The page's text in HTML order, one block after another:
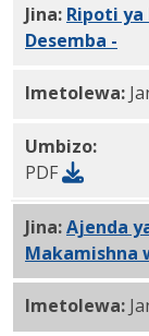
Jina: Ripoti ya
Desemba -
Imetolewa:
Umbizo:
PDF
Jina:Ajenda
Makamishna
Imetolewa: